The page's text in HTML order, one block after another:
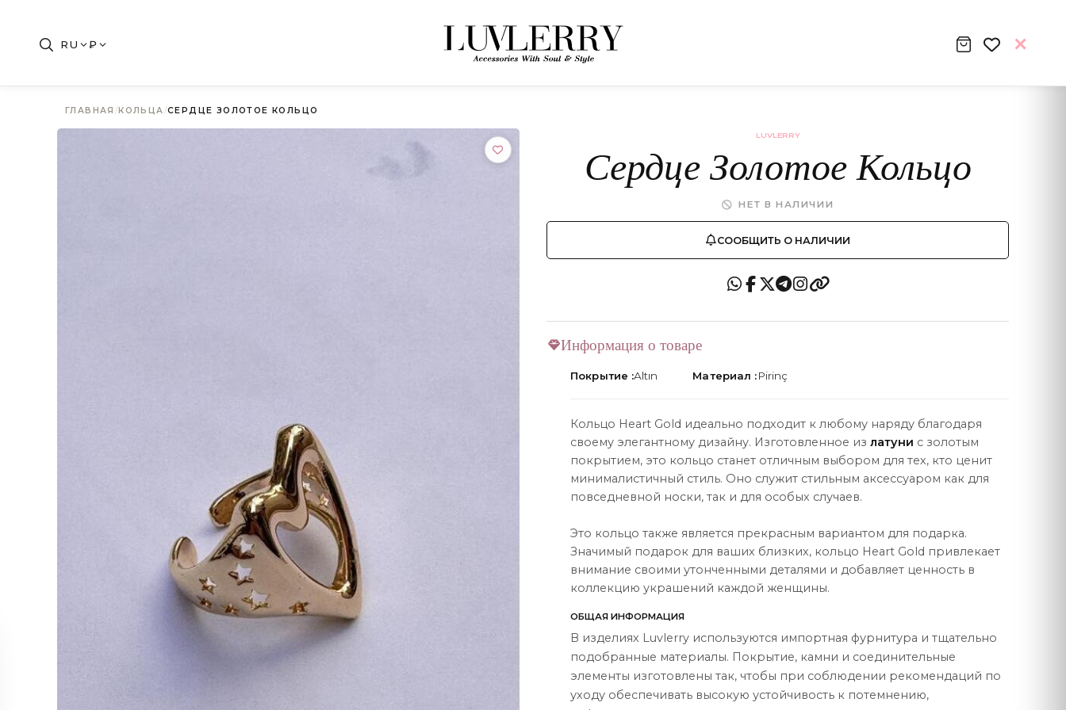
Присоединяйтесь к миру Luvlerry
Узнавайте первыми о новинках и акциях.
КОЛЛЕКЦИЯ
Колье
Серьги
Кольца
Браслеты
Все товары
О НАС
О нас
Связаться с нами
Instagram
WhatsApp
ПРАВОВАЯ
Договор продажи
Политика конфиденциальности
Защита данных
Политика cookie
RU ₽
ГЛАВНАЯ /КОЛЬЦА/СЕРДЦЕ ЗОЛОТОЕ КОЛЬЦО
LUVLERRY
Сердце Золотое Кольцо
НЕТ В НАЛИЧИИ
СООБЩИТЬ О НАЛИЧИИ
Информация о товаре
Покрытие :Altın Материал :Pirinç
Кольцо Heart Gold идеально подходит к любому наряду благодаря
своему элегантному дизайну. Изготовленное из латуни с золотым
покрытием, это кольцо станет отличным выбором для тех, кто ценит
минималистичный стиль. Оно служит стильным аксессуаром как для
повседневной носки, так и для особых случаев.
Это кольцо также является прекрасным вариантом для подарка.
Значимый подарок для ваших близких, кольцо Heart Gold привлекает
внимание своими утонченными деталями и добавляет ценность в
коллекцию украшений каждой женщины.
ОБЩАЯ ИНФОРМАЦИЯ
В изделиях Luvlerry используются импортная фурнитура и тщательно
подобранные материалы. Покрытие, камни и соединительные
элементы изготовлены так, чтобы при соблюдении рекомендаций по
уходу обеспечивать высокую устойчивость к потемнению,